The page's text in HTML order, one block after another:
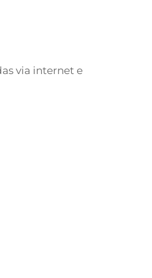
via internet e